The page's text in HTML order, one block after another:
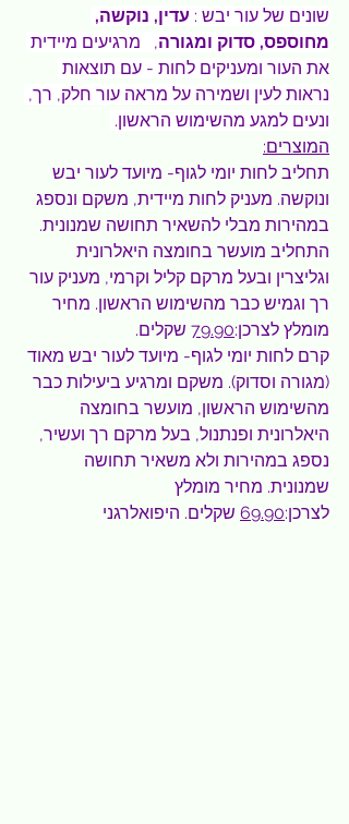
שונים של עור יבש : עדין, נוקשה,
מחוספס, סדוק ומגורה,   מרגיעים מיידית
את העור ומעניקים לחות - עם תוצאות
נראות לעין ושמירה על מראה עור חלק, רך,
ונעים למגע מהשימוש הראשון.
המוצרים:
תחליב לחות יומי לגוף- מיועד לעור יבש
ונוקשה. מעניק לחות מיידית, משקם ונספג
במהירות מבלי להשאיר תחושה שמנונית.
התחליב מועשר בחומצה היאלרונית
וגליצרין ובעל מרקם קליל וקרמי, מעניק עור
רך וגמיש כבר מהשימוש הראשון. מחיר
מומלץ לצרכן:79.90 שקלים.
קרם לחות יומי לגוף- מיועד לעור יבש מאוד
(מגורה וסדוק). משקם ומרגיע ביעילות כבר
מהשימוש הראשון, מועשר בחומצה
היאלרונית ופנתנול, בעל מרקם רך ועשיר,
נספג במהירות ולא משאיר תחושה
שמנונית. מחיר מומלץ
לצרכן:69.90 שקלים. היפואלרגני